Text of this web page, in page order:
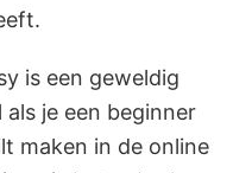
is een geweldig
je een beginner
maken in de online